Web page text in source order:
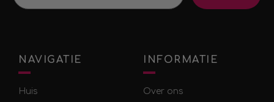
NAVIGATIE
Huis
INFORMATIE
Over ons